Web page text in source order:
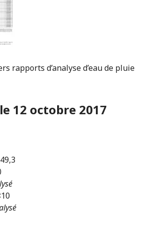
rapports d’analyse d’eau de pluie
12 octobre 2017